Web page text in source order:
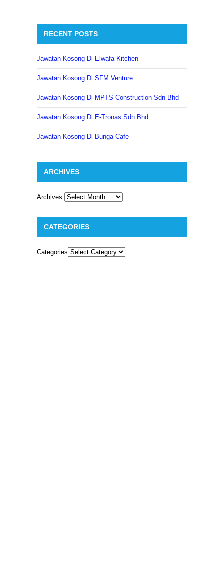
RECENT POSTS
Jawatan Kosong Di Elwafa Kitchen
Jawatan Kosong Di SFM Venture
Jawatan Kosong Di MPTS Construction Sdn Bhd
Jawatan Kosong Di E-Tronas Sdn Bhd
Jawatan Kosong Di Bunga Cafe
ARCHIVES
Archives
CATEGORIES
Categories